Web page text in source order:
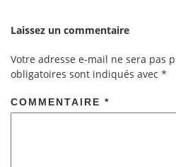
Laissez un commentaire
Votre adresse e-mail ne sera pas
obligatoires sont indiqués avec *
COMMENTAIRE *